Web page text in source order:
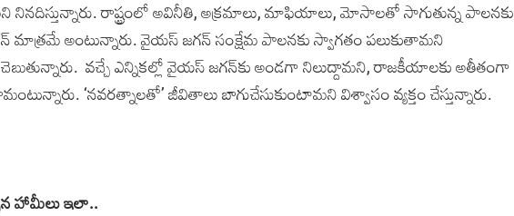
రాష్ట్రంలో అవినీతి, అక్రమాలు, మాఫియాలు, మోసాలతో సాగుతున్న పాలనకు
అంటున్నారు. వైయ‌స్ జ‌గ‌న్‌ సంక్షేమ పాలనకు స్వాగతం పలుకుతామ‌ని
చెబుతున్నారు. వచ్చే ఎన్నికల్లో వైయ‌స్‌ జగన్‌కు అండగా నిలుద్దామని, రాజకీయాలకు అతీతంగా
‘నవరత్నాలతో’ జీవితాలు బాగుచేసుకుంటామ‌ని విశ్వాసం వ్య‌క్తం చేస్తున్నారు.
హామీలు ఇలా..